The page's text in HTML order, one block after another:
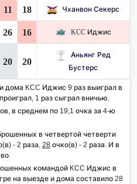
11 18 Чханвон Секерс
26 16 KCC Иджис
20 20
Аньянг Ред
Бустерс
дома KCC Иджис 9 раз выиграл в
1 раз сыграл вничью.
в среднем по 19,1 очка за 4-ю
в четвертой четверти
- 2 раза, 28 очко(в) - 2 раза. И в
командой KCC Иджис в
на выезде и дома составило 28